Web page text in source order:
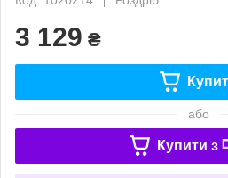
3 129 ₴
або
Купити з